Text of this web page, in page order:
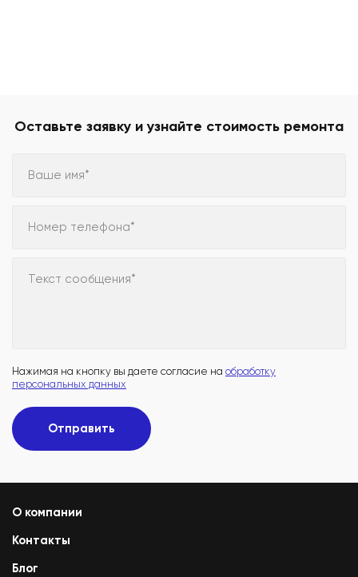
Оставьте заявку и узнайте стоимость ремонта
Ваше имя*
Номер телефона*
Текст сообщения*
Нажимая на кнопку вы даете согласие на обработку
персональных данных
Отправить
О компании
Контакты
Блог